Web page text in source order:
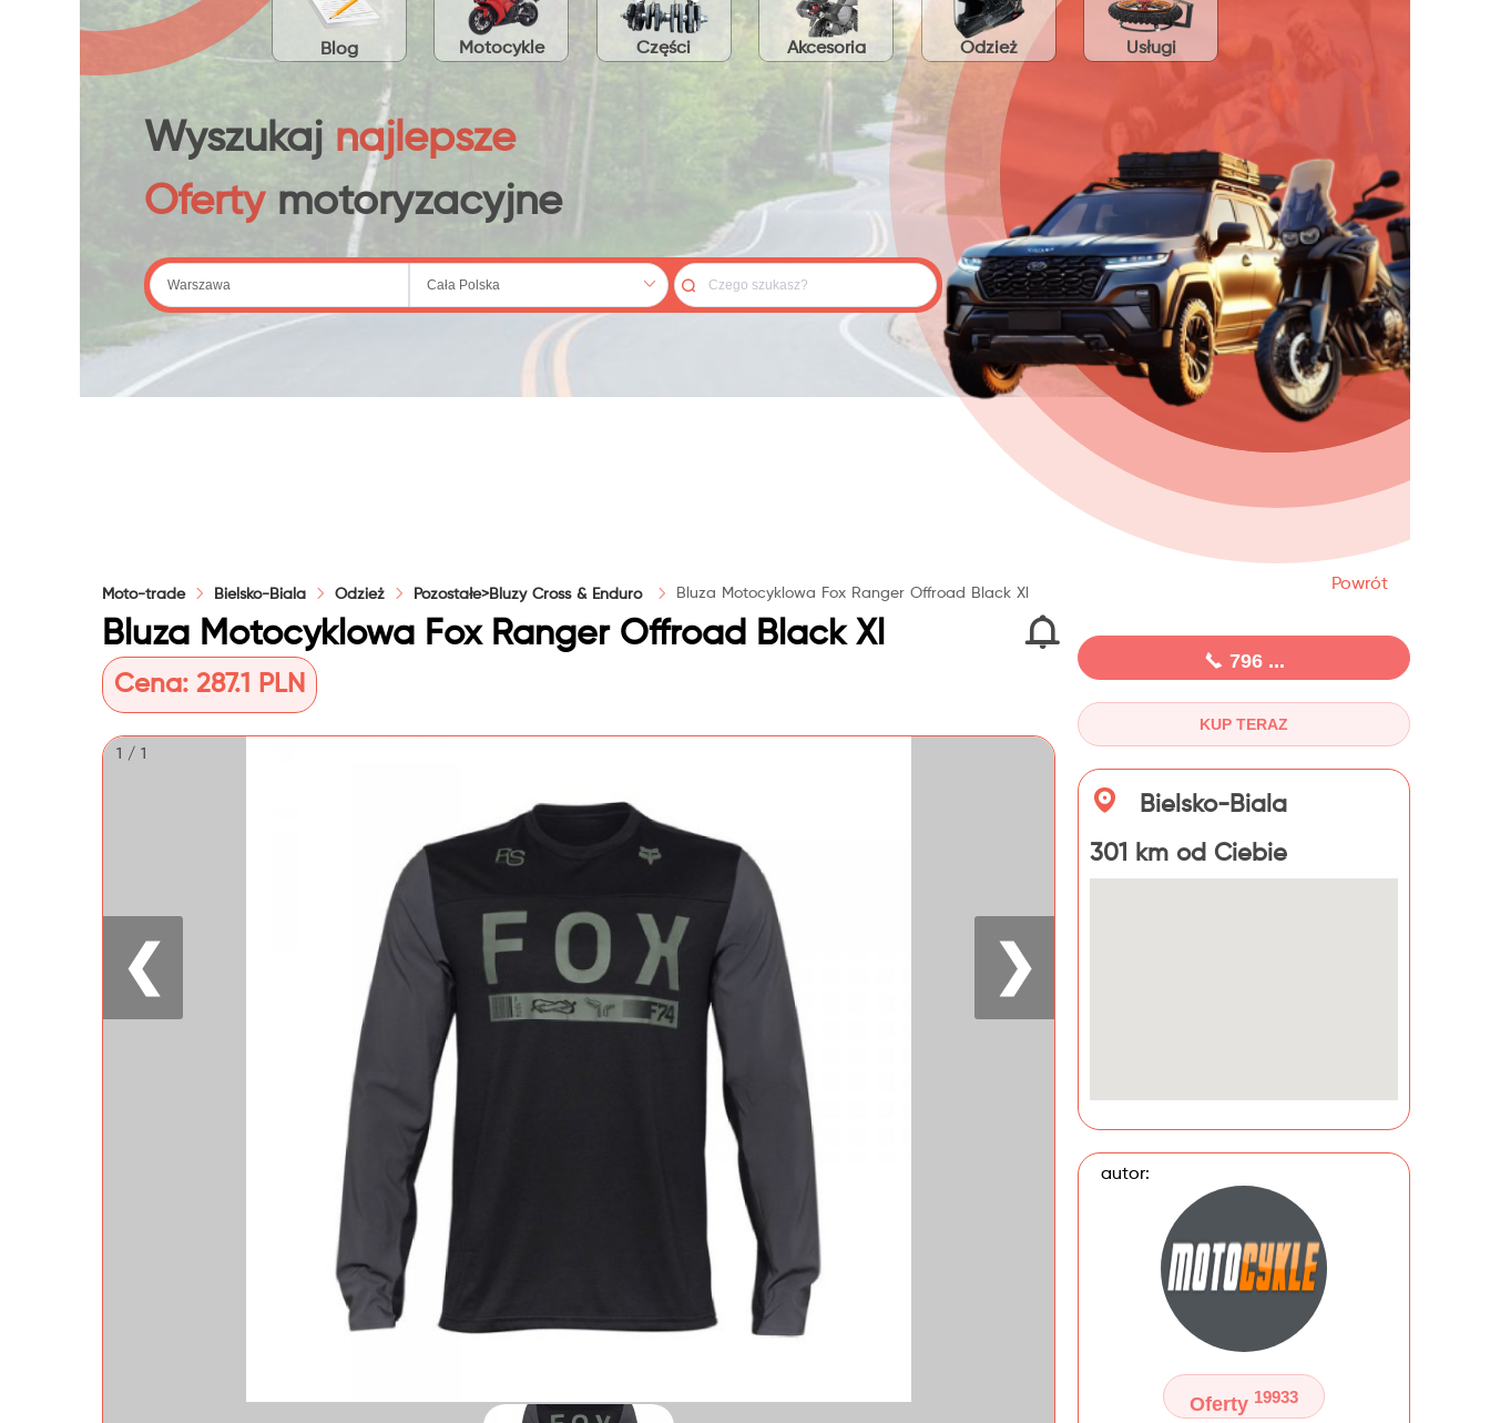
Blog Motocykle Części Akcesoria Odzież Usługi
Wyszukaj najlepsze
Ofertymotoryzacyjne
Moto-trade Bielsko-Biala Odzież Pozostałe>Bluzy Cross & Enduro Bluza Motocyklowa Fox Ranger Offroad Black Xl Powrót
Bluza Motocyklowa Fox Ranger Offroad Black Xl
Cena: 287.1 PLN
1 / 1
❮ ❯
796 ...
KUP TERAZ
Bielsko-Biala
301 km od Ciebie
autor:
Oferty 19933